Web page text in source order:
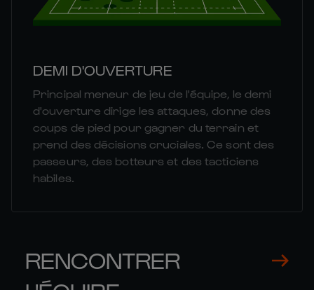
DEMI D'OUVERTURE
Principal meneur de jeu de l'équipe, le demi
d'ouverture dirige les attaques, donne des
coups de pied pour gagner du terrain et
prend des décisions cruciales. Ce sont des
passeurs, des botteurs et des tacticiens
habiles.
RENCONTRER